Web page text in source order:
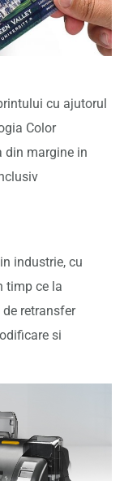
cu ajutorul
Color
din margine in
industrie, cu
timp ce la
retransfer
si